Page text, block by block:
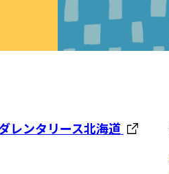
レンタリース北海道